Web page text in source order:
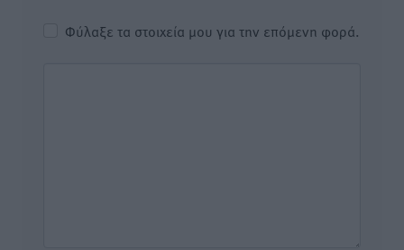
Φύλαξε τα στοιχεία μου για την επόμενη φορά.